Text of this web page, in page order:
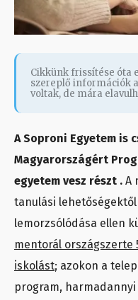
Cikkünk frissítése óta
szereplő információk
voltak, de mára
A Soproni Egyetem is
Magyarországért
egyetem vesz részt . A
tanulási
lemorzsólódása ellen
mentorál országszerte
iskolást; azokon a
program,